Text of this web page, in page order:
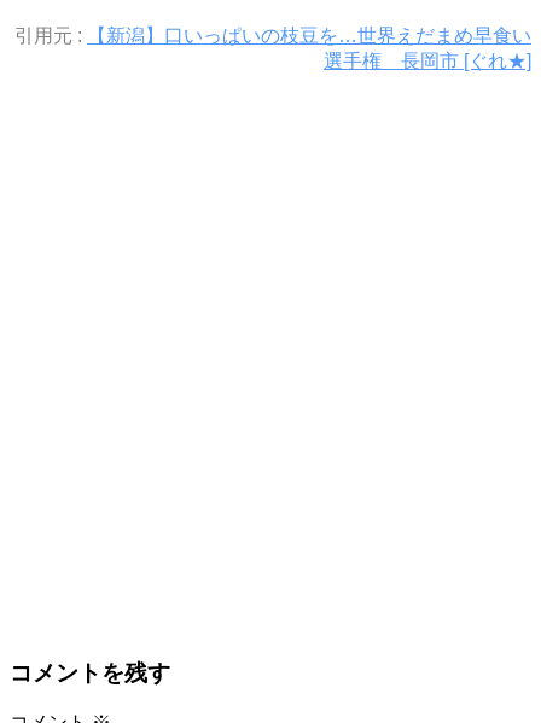
引用元 :
【新潟】口いっぱいの枝豆を…世界えだまめ早食い
選手権 長岡市 [ぐれ★]
コメントを残す